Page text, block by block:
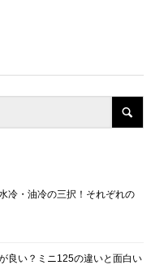
冷・油冷の三択！それぞれの
良い？ミニ125の違いと面白い